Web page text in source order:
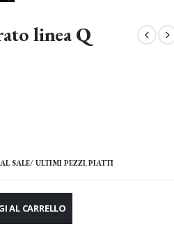
linea Q
SALE/ ULTIMI PEZZI,PIATTI
AL CARRELLO